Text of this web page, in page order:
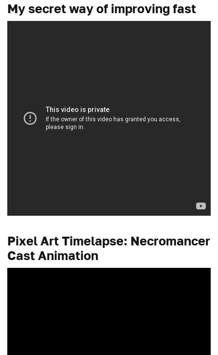
My secret way of improving fast
Pixel Art Timelapse: Necromancer
Cast Animation